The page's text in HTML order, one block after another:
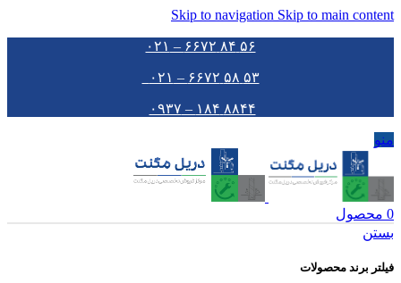
Skip to navigation Skip to main content
۵۶ ۸۴ ۶۶۷۲ – ۰۲۱
۵۳ ۵۸ ۶۶۷۲ – ۰۲۱
۸۸۴۴ ۱۸۴ – ۰۹۳۷
منو
0 محصول
بستن
فیلتر برند محصولات